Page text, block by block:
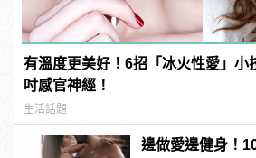
有溫度更美好！6招「冰火性愛」小
吋感官神經！
生活話題
邊做愛邊健身！